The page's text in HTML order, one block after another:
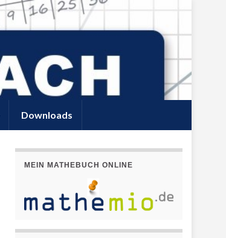
Downloads
MEIN MATHEBUCH ONLINE